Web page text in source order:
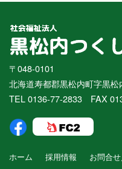
〒048-0101
北海道寿都郡黒松内町字黒
TEL 0136-77-2833 FAX
ホーム 採用情報 お問合